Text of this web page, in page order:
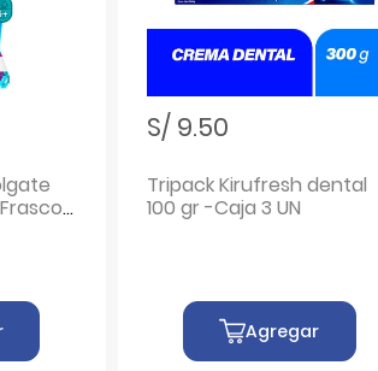
S/ 9.50
Tripack Kirufresh dental
100 gr -Caja 3 UN
Agregar